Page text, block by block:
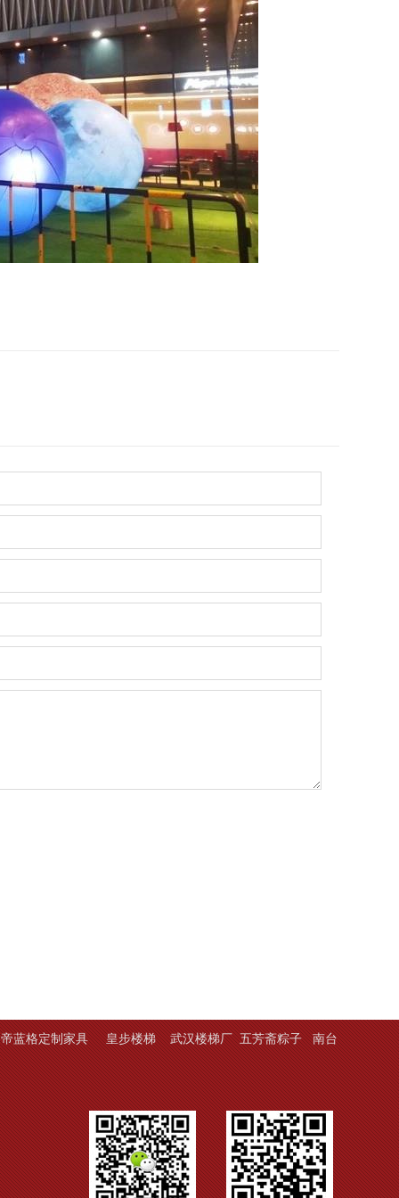
帝蓝格定制家具 皇步楼梯 武汉楼梯厂 五芳斋粽子
南台